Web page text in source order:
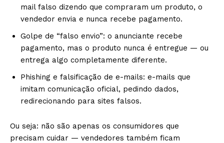
mail falso dizendo que compraram um produto, o
vendedor envia e nunca recebe pagamento.
Golpe de “falso envio”: o anunciante recebe
pagamento, mas o produto nunca é entregue — ou
entrega algo completamente diferente.
Phishing e falsificação de e-mails: e-mails que
imitam comunicação oficial, pedindo dados,
redirecionando para sites falsos.
Ou seja: não são apenas os consumidores que
precisam cuidar — vendedores também ficam